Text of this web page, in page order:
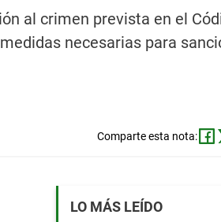
al crimen prevista en el
necesarias para
Comparte esta nota:
LO MÁS LEÍDO